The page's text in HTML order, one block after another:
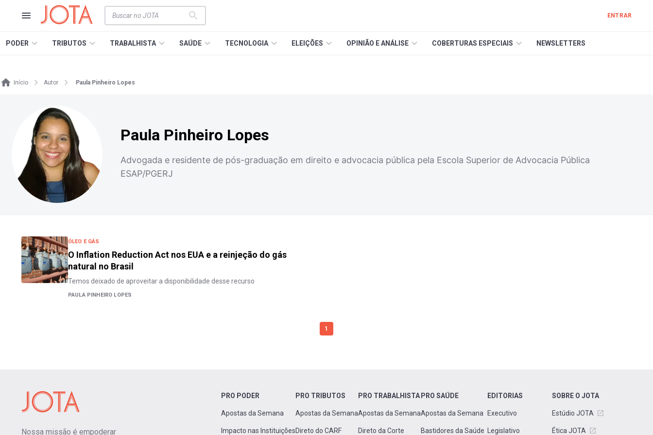
ENTRAR
PODER TRIBUTOS TRABALHISTA SAÚDE TECNOLOGIA ELEIÇÕES OPINIÃO E ANÁLISE COBERTURAS ESPECIAIS NEWSLETTERS
Início Autor Paula Pinheiro Lopes
Paula Pinheiro Lopes
Advogada e residente de pós-graduação em direito e advocacia pública pela Escola Superior de Advocacia Pública
ESAP/PGERJ
ÓLEO E GÁS
O Inflation Reduction Act nos EUA e a reinjeção do gás
natural no Brasil
Temos deixado de aproveitar a disponibilidade desse recurso
PAULA PINHEIRO LOPES
1
Nossa missão é empoderar
PRO PODER
Apostas da Semana
Impacto nas Instituições
PRO TRIBUTOS
Apostas da Semana
Direto do CARF
PRO TRABALHISTA
Apostas da Semana
Direto da Corte
PRO SAÚDE
Apostas da Semana
Bastidores da Saúde
EDITORIAS
Executivo
Legislativo
SOBRE O JOTA
Estúdio JOTA
Ética JOTA